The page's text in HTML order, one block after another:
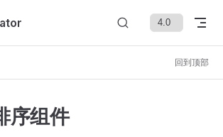
回到顶部
序组件